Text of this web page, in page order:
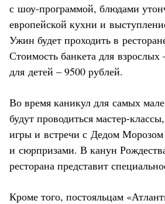
с шоу-программой, блюдами
европейской кухни и
Ужин будет проходить в
Стоимость банкета для взрослых
для детей – 9500 рублей.
Во время каникул для самых
будут проводиться мастер-
игры и встречи с Дедом Морозом
и сюрпризами. В канун
ресторана представит
Кроме того, постояльцам